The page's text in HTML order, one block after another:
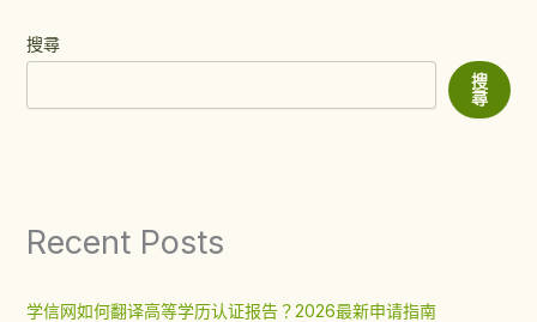
搜尋
搜
尋
Recent Posts
学信网如何翻译高等学历认证报告？2026最新申请指南